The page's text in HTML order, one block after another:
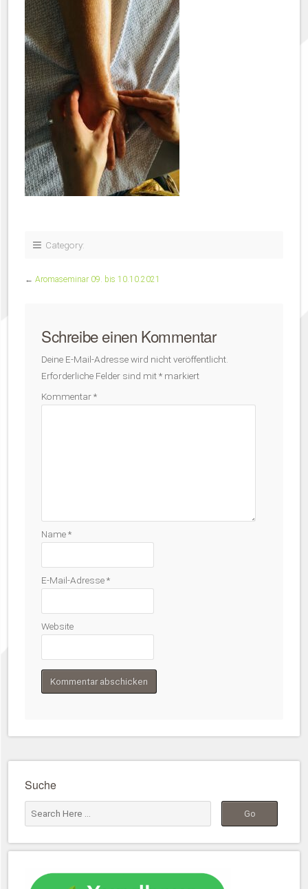
Category:
← Aromaseminar 09. bis 10.10.2021
Schreibe einen Kommentar
Deine E-Mail-Adresse wird nicht veröffentlicht.
Erforderliche Felder sind mit* markiert
Kommentar*
Name*
E-Mail-Adresse*
Website
Suche